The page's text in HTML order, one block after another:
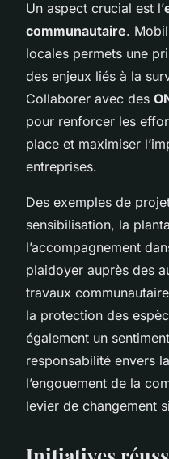
Un aspect crucial est l’
communautaire.
locales permets une
des enjeux liés à la
Collaborer avec des
pour renforcer les
place et maximiser
entreprises.
Des exemples de
sensibilisation, la
l’accompagnement
plaidoyer auprès des
travaux
la protection des
également un
responsabilité envers la
l’engouement de la
levier de changement